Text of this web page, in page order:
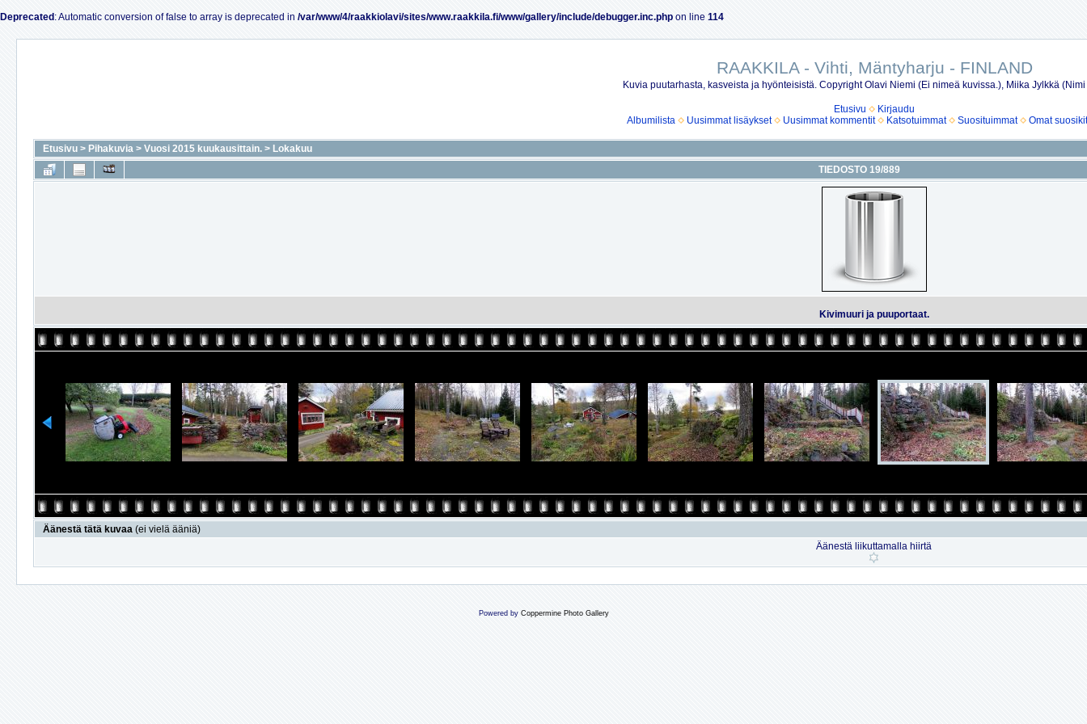
Deprecated : Automatic conversion of false to array is deprecated in /var/www/4/raakkiolavi/sites/www.raakkila.fi/www/gallery/include/debugger.inc.php on line 114
RAAKKILA - Vihti, Mäntyharju - FINLAND
Kuvia puutarhasta, kasveista ja hyönteisistä. Copyright Olavi Niemi (Ei nimeä kuvissa.), Miika Jylkkä
Etusivu
Kirjaudu
Albumilista
Uusimmat lisäykset Uusimmat kommentit Katsotuimmat Suosituimmat Omat suosikit
Etusivu > Pihakuvia > Vuosi 2015 kuukausittain. > Lokakuu
TIEDOSTO 19/889
Kivimuuri ja puuportaat.
Äänestä tätä kuvaa (ei vielä ääniä)
Äänestä liikuttamalla hiirtä
Powered by Coppermine Photo Gallery